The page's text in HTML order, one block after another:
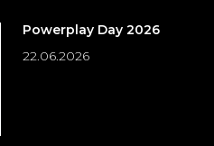
Powerplay Day 2026
22.06.2026